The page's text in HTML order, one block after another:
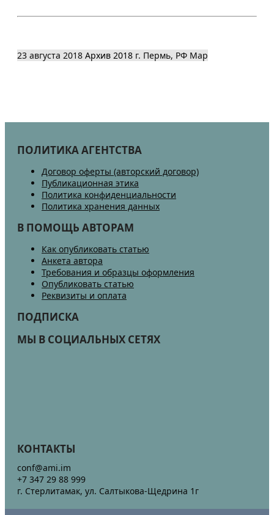
23 августа 2018 Архив 2018 г. Пермь, РФ Map
ПОЛИТИКА АГЕНТСТВА
Договор оферты (авторский договор)
Публикационная этика
Политика конфиденциальности
Политика хранения данных
В ПОМОЩЬ АВТОРАМ
Как опубликовать статью
Анкета автора
Требования и образцы оформления
Опубликовать статью
Реквизиты и оплата
ПОДПИСКА
МЫ В СОЦИАЛЬНЫХ СЕТЯХ
КОНТАКТЫ
conf@ami.im
+7 347 29 88 999
г. Стерлитамак, ул. Салтыкова-Щедрина 1г